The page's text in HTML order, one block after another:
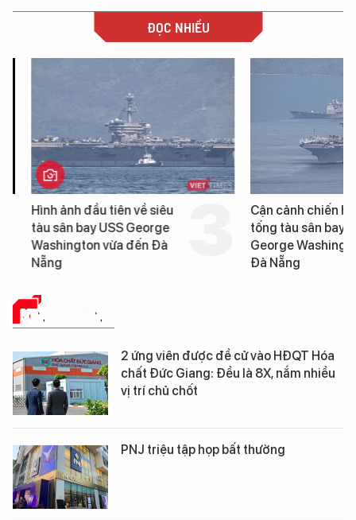
ĐỌC NHIỀU
Hình ảnh đầu tiên về siêu
tàu sân bay USS George
Washington vừa đến Đà
Nẵng
Cận cảnh chiến hạm
tống tàu sân bay USS
George Washington
Đà Nẵng
KINH DOANH
2 ứng viên được đề cử vào HĐQT Hóa
chất Đức Giang: Đều là 8X, nắm nhiều
vị trí chủ chốt
PNJ triệu tập họp bất thường